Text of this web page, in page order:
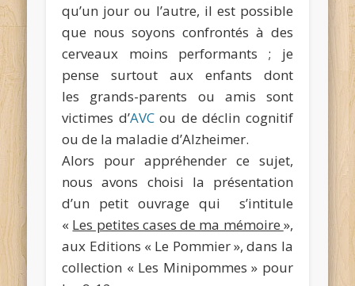
qu’un jour ou l’autre, il est possible
que nous soyons confrontés à des
cerveaux moins performants ; je
pense surtout aux enfants dont
les grands-parents ou amis sont
victimes d’AVCou de déclin cognitif
ou de la maladie d’Alzheimer.
Alors pour appréhender ce sujet,
nous avons choisi la présentation
d’un petit ouvrage qui s’intitule
« Les petites cases de ma mémoire »,
aux Editions « Le Pommier », dans la
collection « Les Minipommes » pour